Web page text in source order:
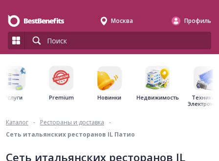
Москва Профиль
Услуги Premium Новинки Недвижимость
Техника
Каталог - Рестораны и доставка
-
Сеть итальянских ресторанов IL Патио
Сеть итальянских ресторанов IL